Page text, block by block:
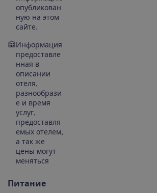
опубликован
ную на этом
сайте.
Информация
предоставле
нная в
описании
отеля,
разнообрази
е и время
услуг,
предоставля
емых отелем,
а так же
цены могут
меняться
Питание